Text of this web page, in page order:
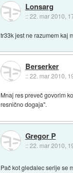
Lonsarg
::22. mar 2010,
tr33k jest ne razumem kaj
Berserker
::22. mar 2010,
Mnaj res preveč govorim
resnično dogaja".
Gregor P
::22. mar 2010,
Pač kot gledalec serije se